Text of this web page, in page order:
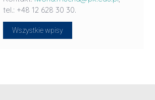
tel.: +48 12 628 30 30.
Wszystkie wpisy